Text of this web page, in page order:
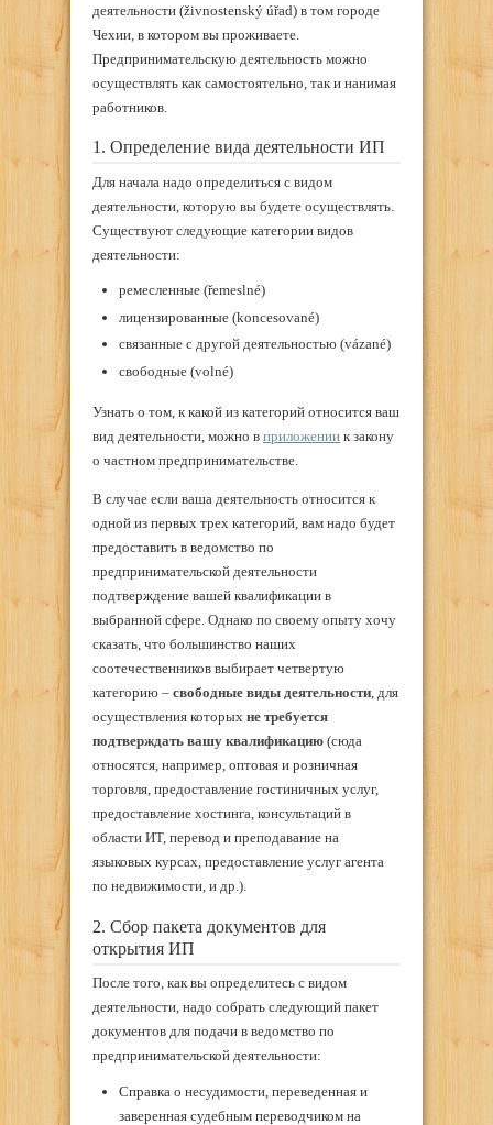
деятельности (živnostenský úřad) в том городе
Чехии, в котором вы проживаете.
Предпринимательскую деятельность можно
осуществлять как самостоятельно, так и нанимая
работников.
1. Определение вида деятельности ИП
Для начала надо определиться с видом
деятельности, которую вы будете осуществлять.
Существуют следующие категории видов
деятельности:
ремесленные (řemeslné)
лицензированные (koncesované)
связанные с другой деятельностью (vázané)
свободные (volné)
Узнать о том, к какой из категорий относится ваш
вид деятельности, можно в приложении к закону
о частном предпринимательстве.
В случае если ваша деятельность относится к
одной из первых трех категорий, вам надо будет
предоставить в ведомство по
предпринимательской деятельности
подтверждение вашей квалификации в
выбранной сфере. Однако по своему опыту хочу
сказать, что большинство наших
соотечественников выбирает четвертую
категорию – свободные виды деятельности, для
осуществления которых не требуется
подтверждать вашу квалификацию (сюда
относятся, например, оптовая и розничная
торговля, предоставление гостиничных услуг,
предоставление хостинга, консультаций в
области ИТ, перевод и преподавание на
языковых курсах, предоставление услуг агента
по недвижимости, и др.).
2. Сбор пакета документов для
открытия ИП
После того, как вы определитесь с видом
деятельности, надо собрать следующий пакет
документов для подачи в ведомство по
предпринимательской деятельности:
Справка о несудимости, переведенная и
заверенная судебным переводчиком на